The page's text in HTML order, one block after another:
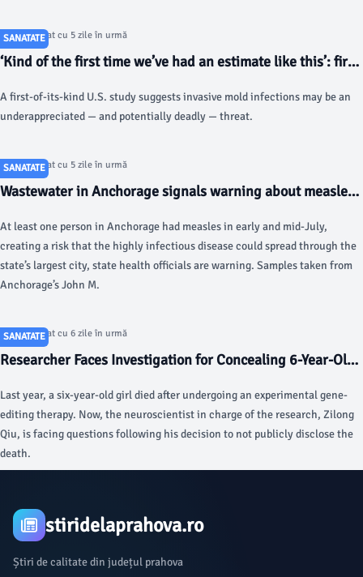
SANATATE
Articol postat cu 5 zile în urmă
‘Kind of the first time we’ve had an estimate like this’: first
thought - Fortune
A first-of-its-kind U.S. study suggests invasive mold infections may be an
underappreciated — and potentially deadly — threat.
SANATATE
Articol postat cu 5 zile în urmă
Wastewater in Anchorage signals warning about measles -
At least one person in Anchorage had measles in early and mid-July,
creating a risk that the highly infectious disease could spread through the
state’s largest city, state health officials are warning. Samples taken from
Anchorage’s John M.
SANATATE
Articol postat cu 6 zile în urmă
Researcher Faces Investigation for Concealing 6-Year-Old
Last year, a six-year-old girl died after undergoing an experimental gene-
editing therapy. Now, the neuroscientist in charge of the research, Zilong
Qiu, is facing questions following his decision to not publicly disclose the
death.
stiridelaprahova.ro
Știri de calitate din județul prahova